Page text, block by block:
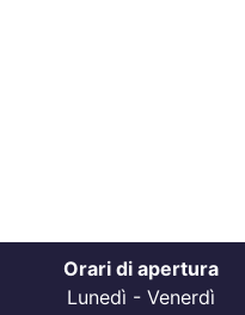
Orari di apertura
Lunedì - Venerdì